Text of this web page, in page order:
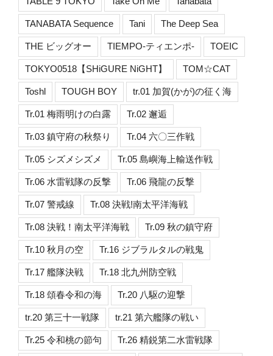
TANABATA Sequence Tani The Deep Sea
THE ビッグオー TIEMPO-ティエンポ- TOEIC
TOKYO0518【SHiGURE NiGHT】 TOM☆CAT
Toshl TOUGH BOY tr.01 加賀(かが)の征く海
Tr.01 梅雨明けの白露 Tr.02 邂逅
Tr.03 鎮守府の秋祭り Tr.04 六〇三作戦
Tr.05 シズメシズメ Tr.05 島嶼海上輸送作戦
Tr.06 水雷戦隊の反撃 Tr.06 飛龍の反撃
Tr.07 警戒線 Tr.08 決戦!南太平洋海戦
Tr.08 決戦！南太平洋海戦 Tr.09 秋の鎮守府
Tr.10 秋月の空 Tr.16 ジブラルタルの戦鬼
Tr.17 艦隊決戦 Tr.18 北九州防空戦
Tr.18 頌春令和の海 Tr.20 八駆の迎撃
tr.20 第三十一戦隊 tr.21 第六艦隊の戦い
Tr.25 令和桃の節句 Tr.26 精鋭第二水雷戦隊